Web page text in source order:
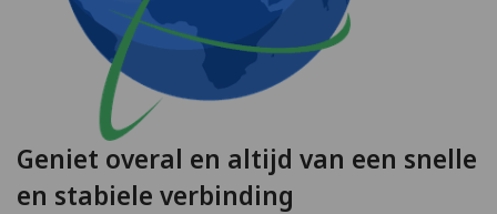
Geniet overal en altijd van een snelle
en stabiele verbinding